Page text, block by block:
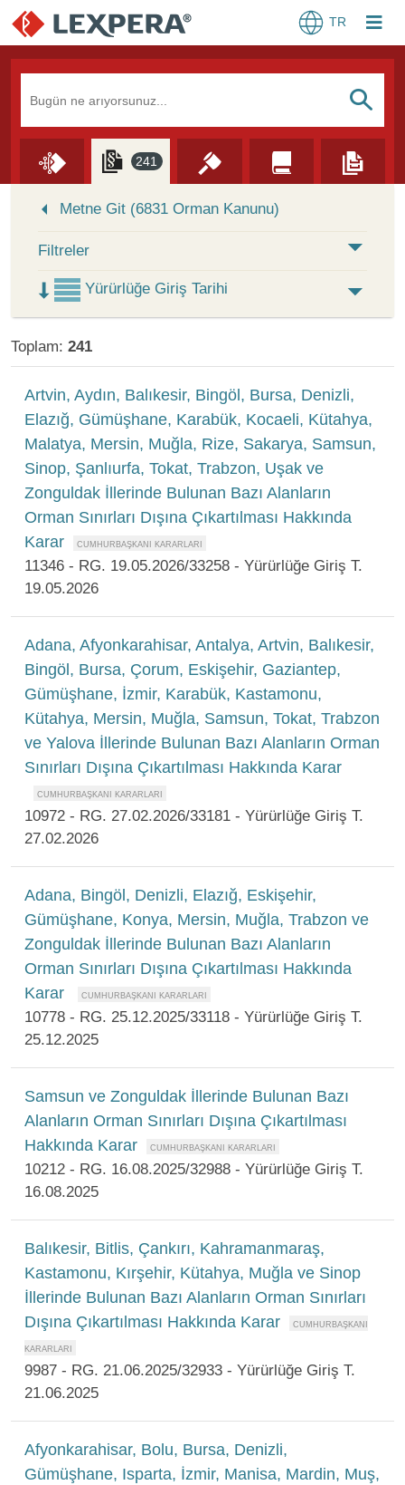
TR
S
241
Metne Git (6831 Orman Kanunu)
Filtreler
Yürürlüğe Giriş Tarihi
Toplam: 241
Artvin, Aydın, Balıkesir, Bingöl, Bursa, Denizli,
Elazığ, Gümüşhane, Karabük, Kocaeli, Kütahya,
Malatya, Mersin, Muğla, Rize, Sakarya, Samsun,
Sinop, Şanlıurfa, Tokat, Trabzon, Uşak ve
Zonguldak İllerinde Bulunan Bazı Alanların
Orman Sınırları Dışına Çıkartılması Hakkında
Karar
11346 - RG. 19.05.2026/33258 - Yürürlüğe Giriş T.
19.05.2026
Adana, Afyonkarahisar, Antalya, Artvin, Balıkesir,
Bingöl, Bursa, Çorum, Eskişehir, Gaziantep,
Gümüşhane, İzmir, Karabük, Kastamonu,
Kütahya, Mersin, Muğla, Samsun, Tokat, Trabzon
ve Yalova İllerinde Bulunan Bazı Alanların Orman
Sınırları Dışına Çıkartılması Hakkında Karar
10972 - RG. 27.02.2026/33181 - Yürürlüğe Giriş T.
27.02.2026
Adana, Bingöl, Denizli, Elazığ, Eskişehir,
Gümüşhane, Konya, Mersin, Muğla, Trabzon ve
Zonguldak İllerinde Bulunan Bazı Alanların
Orman Sınırları Dışına Çıkartılması Hakkında
Karar
10778 - RG. 25.12.2025/33118 - Yürürlüğe Giriş T.
25.12.2025
Samsun ve Zonguldak İllerinde Bulunan Bazı
Alanların Orman Sınırları Dışına Çıkartılması
Hakkında Karar
10212 - RG. 16.08.2025/32988 - Yürürlüğe Giriş T.
16.08.2025
Balıkesir, Bitlis, Çankırı, Kahramanmaraş,
Kastamonu, Kırşehir, Kütahya, Muğla ve Sinop
İllerinde Bulunan Bazı Alanların Orman Sınırları
Dışına Çıkartılması Hakkında Karar
9987 - RG. 21.06.2025/32933 - Yürürlüğe Giriş T.
21.06.2025
Afyonkarahisar, Bolu, Bursa, Denizli,
Gümüşhane, Isparta, İzmir, Manisa, Mardin, Muş,